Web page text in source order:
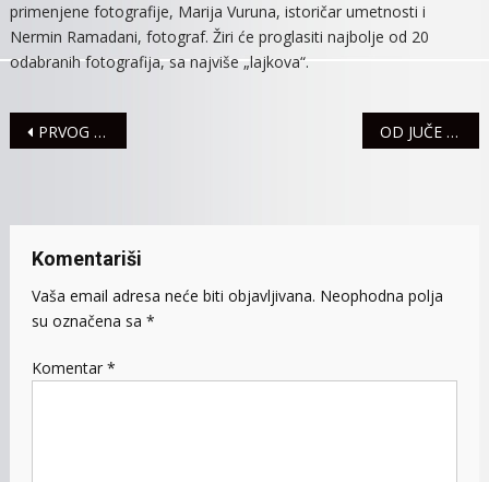
primenjene fotografije, Marija Vuruna, istoričar umetnosti i
Nermin Ramadani, fotograf. Žiri će proglasiti najbolje od 20
odabranih fotografija, sa najviše „lajkova“.
Navigacija
PRVOG SEPTEMBARSKOG DANA DEO SREMSKE MITROVICE BEZ STRUJE OD JUČE TRI SAOBRAĆAJNE NEZGODE
Komentariši
Vaša email adresa neće biti objavljivana. Neophodna polja
su označena sa *
Komentar *